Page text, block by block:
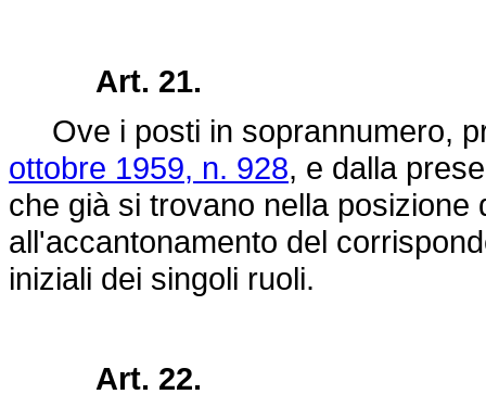
Art. 21.
Ove i posti in soprannumero,
ottobre 1959, n. 928, e dalla
che già si trovano nella
all'accantonamento del
iniziali dei singoli ruoli.
Art. 22.